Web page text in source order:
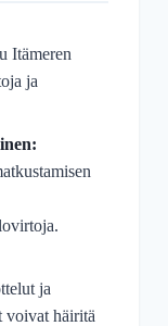
Itämeren
ja
ja
voivat häiritä